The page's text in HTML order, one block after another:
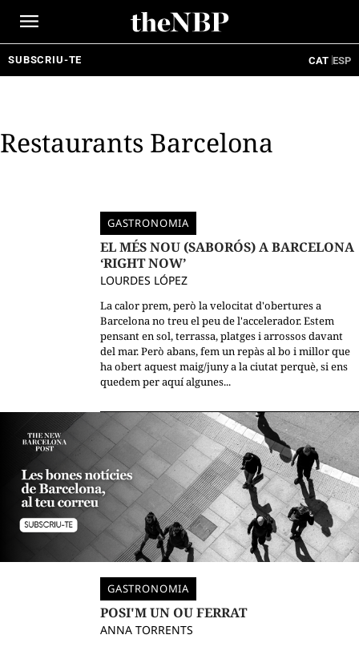
SUBSCRIU-TE CAT ESP
Restaurants Barcelona
GASTRONOMIA
EL MÉS NOU (SABORÓS) A BARCELONA
‘RIGHT NOW’
LOURDES LÓPEZ
La calor prem, però la velocitat d'obertures a
Barcelona no treu el peu de l'accelerador. Estem
pensant en sol, terrassa, platges i arrossos davant
del mar. Però abans, fem un repàs al bo i millor que
ha obert aquest maig/juny a la ciutat perquè, si ens
quedem per aquí algunes...
GASTRONOMIA
POSI'M UN OU FERRAT
ANNA TORRENTS